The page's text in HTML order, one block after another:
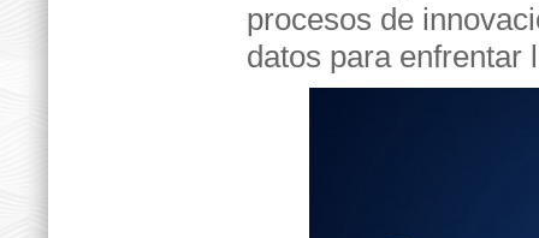
procesos de
datos para enfrentar